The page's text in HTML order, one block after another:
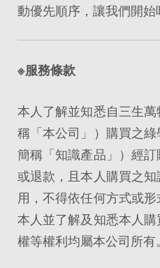
動優先順序，讓我們開始
※服務條款
本人了解並知悉自三生
稱「本公司」）購買之
簡稱「知識產品」）經
或退款，且本人購買之
用，不得依任何方式或
本人並了解及知悉本人
權等權利均屬本公司所有。